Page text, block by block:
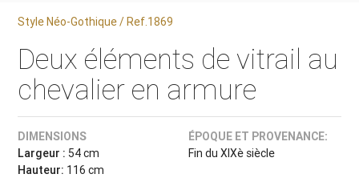
Style Néo-Gothique / Ref.1869
Deux éléments de vitrail au
chevalier en armure
DIMENSIONS
Largeur : 54 cm
Hauteur: 116 cm
ÉPOQUE ET PROVENANCE:
Fin du XIXè siècle